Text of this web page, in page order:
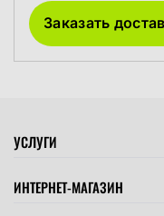
Заказать
УСЛУГИ
ИНТЕРНЕТ-МАГАЗИН